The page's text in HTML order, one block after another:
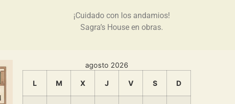
¡Cuidado con los andamios!
Sagra’s House en obras.
agosto 2026
L M X J V S D